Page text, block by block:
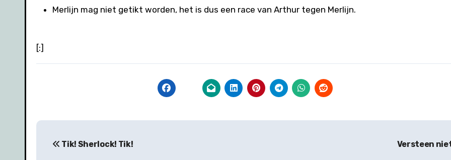
Merlijn mag niet getikt worden, het is dus een race van Arthur tegen Merlijn.
[:]
navigatie
Tik! Sherlock! Tik! Versteen